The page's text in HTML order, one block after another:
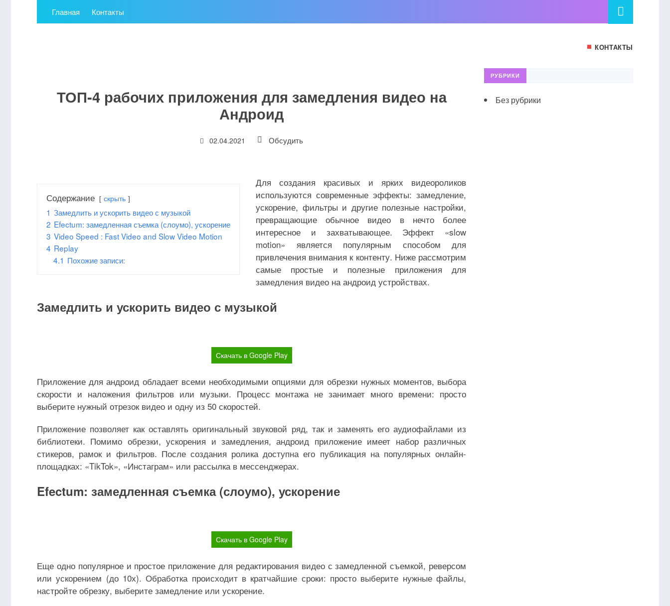
Главная Контакты
КОНТАКТЫ
ТОП-4 рабочих приложения для замедления видео на
Андроид
02.04.2021 Обсудить
Содержание скрыть
1 Замедлить и ускорить видео с музыкой
2 Efectum: замедленная съемка (слоумо), ускорение
3 Video Speed : Fast Video and Slow Video Motion
4 Replay
4.1 Похожие записи:
Для создания красивых и ярких видеороликов
используются современные эффекты: замедление,
ускорение, фильтры и другие полезные настройки,
превращающие обычное видео в нечто более
интересное и захватывающее. Эффект «slow
motion» является популярным способом для
привлечения внимания к контенту. Ниже рассмотрим
самые простые и полезные приложения для
замедления видео на андроид устройствах.
Замедлить и ускорить видео с музыкой
Скачать в Google Play
Приложение для андроид обладает всеми необходимыми опциями для обрезки нужных моментов, выбора
скорости и наложения фильтров или музыки. Процесс монтажа не занимает много времени: просто
выберите нужный отрезок видео и одну из 50 скоростей.
Приложение позволяет как оставлять оригинальный звуковой ряд, так и заменять его аудиофайлами из
библиотеки. Помимо обрезки, ускорения и замедления, андроид приложение имеет набор различных
стикеров, рамок и фильтров. После создания ролика доступна его публикация на популярных онлайн-
площадках: «TikTok», «Инстаграм» или рассылка в мессенджерах.
Efectum: замедленная съемка (слоумо), ускорение
Скачать в Google Play
Еще одно популярное и простое приложение для редактирования видео с замедленной съемкой, реверсом
или ускорением (до 10х). Обработка происходит в кратчайшие сроки: просто выберите нужные файлы,
настройте обрезку, выберите замедление или ускорение.
РУБРИКИ
Без рубрики